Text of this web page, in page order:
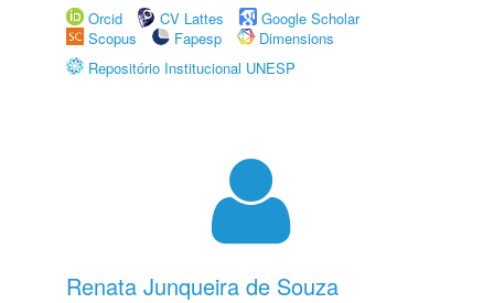
Orcid
CV Lattes
Google Scholar
Scopus
Fapesp
Dimensions
Repositório Institucional UNESP
Renata Junqueira de Souza